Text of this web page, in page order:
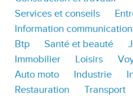
Services et conseils
Information communication
Btp
Santé et beauté
Immobilier
Loisirs
Auto moto
Industrie
Restauration
Transport